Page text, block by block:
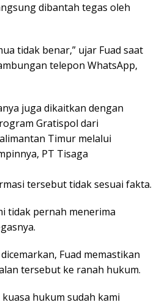
dibantah tegas oleh
tidak benar,” ujar Fuad saat
telepon WhatsApp,
juga dikaitkan dengan
Gratispol dari
Timur melalui
PT Tisaga
tersebut tidak sesuai fakta.
tidak pernah menerima
Fuad memastikan
tersebut ke ranah hukum.
hukum sudah kami